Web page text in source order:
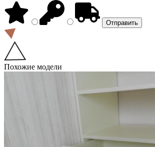
Похожие модели